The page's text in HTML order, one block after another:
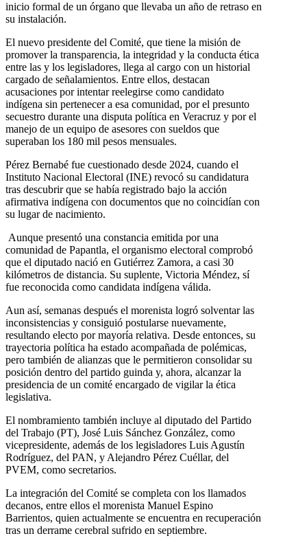
inicio formal de un órgano que llevaba un año de retraso en
su instalación.
El nuevo presidente del Comité, que tiene la misión de
promover la transparencia, la integridad y la conducta ética
entre las y los legisladores, llega al cargo con un historial
cargado de señalamientos. Entre ellos, destacan
acusaciones por intentar reelegirse como candidato
indígena sin pertenecer a esa comunidad, por el presunto
secuestro durante una disputa política en Veracruz y por el
manejo de un equipo de asesores con sueldos que
superaban los 180 mil pesos mensuales.
Pérez Bernabé fue cuestionado desde 2024, cuando el
Instituto Nacional Electoral (INE) revocó su candidatura
tras descubrir que se había registrado bajo la acción
afirmativa indígena con documentos que no coincidían con
su lugar de nacimiento.
Aunque presentó una constancia emitida por una
comunidad de Papantla, el organismo electoral comprobó
que el diputado nació en Gutiérrez Zamora, a casi 30
kilómetros de distancia. Su suplente, Victoria Méndez, sí
fue reconocida como candidata indígena válida.
Aun así, semanas después el morenista logró solventar las
inconsistencias y consiguió postularse nuevamente,
resultando electo por mayoría relativa. Desde entonces, su
trayectoria política ha estado acompañada de polémicas,
pero también de alianzas que le permitieron consolidar su
posición dentro del partido guinda y, ahora, alcanzar la
presidencia de un comité encargado de vigilar la ética
legislativa.
El nombramiento también incluye al diputado del Partido
del Trabajo (PT), José Luis Sánchez González, como
vicepresidente, además de los legisladores Luis Agustín
Rodríguez, del PAN, y Alejandro Pérez Cuéllar, del
PVEM, como secretarios.
La integración del Comité se completa con los llamados
decanos, entre ellos el morenista Manuel Espino
Barrientos, quien actualmente se encuentra en recuperación
tras un derrame cerebral sufrido en septiembre.